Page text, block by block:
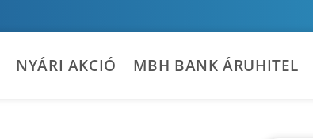
NYÁRI AKCIÓ MBH BANK ÁRUHITEL